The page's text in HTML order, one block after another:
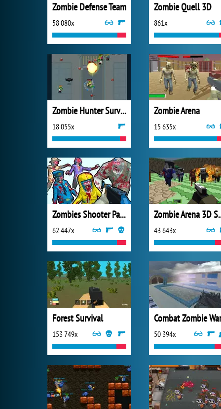
Zombie Defense Team
58 080x
Zombie Quell 3D
861x
Zombie Hunter Survival
18 055x
Zombie Arena
15 635x
Zombies Shooter Part 1
62 447x
Zombie
43 643x
Forest Survival
153 749x 50 394x